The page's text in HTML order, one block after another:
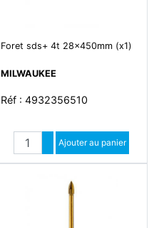
Foret sds+ 4t 28x450mm (x1)
MILWAUKEE
Réf : 4932356510
Quantité
Augmenter quantité
Diminuer quantité
Ajouter au panier